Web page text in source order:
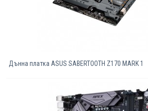
Дънна платка ASUS SABERTOOTH Z170 MARK 1